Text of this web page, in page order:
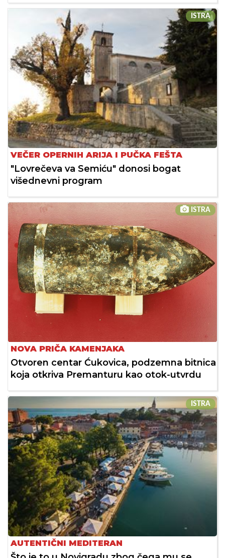
ISTRA
VEČER OPERNIH ARIJA I PUČKA FEŠTA
"Lovrečeva va Semiću" donosi bogat
višednevni program
ISTRA
NOVA PRIČA KAMENJAKA
Otvoren centar Ćukovica, podzemna bitnica
koja otkriva Premanturu kao otok-utvrdu
ISTRA
AUTENTIČNI MEDITERAN